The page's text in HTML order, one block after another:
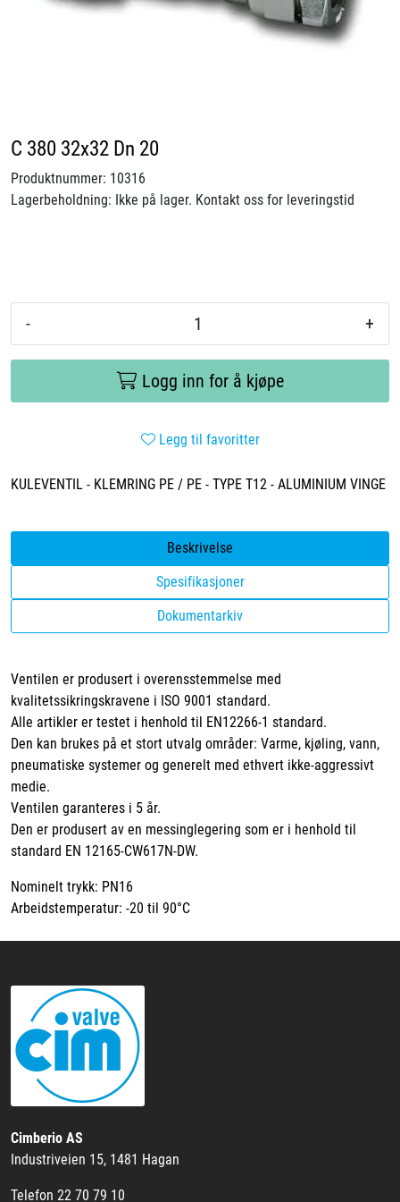
C 380 32x32 Dn 20
Produktnummer: 10316
Lagerbeholdning: Ikke på lager. Kontakt oss for leveringstid
- +
Logg inn for å kjøpe
Legg til favoritter
KULEVENTIL - KLEMRING PE / PE - TYPE T12 - ALUMINIUM VINGE
Beskrivelse
Spesifikasjoner
Dokumentarkiv
Ventilen er produsert i overensstemmelse med
kvalitetssikringskravene i ISO 9001 standard.
Alle artikler er testet i henhold til EN12266-1 standard.
Den kan brukes på et stort utvalg områder: Varme, kjøling, vann,
pneumatiske systemer og generelt med ethvert ikke-aggressivt
medie.
Ventilen garanteres i 5 år.
Den er produsert av en messinglegering som er i henhold til
standard EN 12165-CW617N-DW.
Nominelt trykk: PN16
Arbeidstemperatur: -20 til 90°C
Cimberio AS
Industriveien 15, 1481 Hagan
Telefon 22 70 79 10
Salgsbetingelser